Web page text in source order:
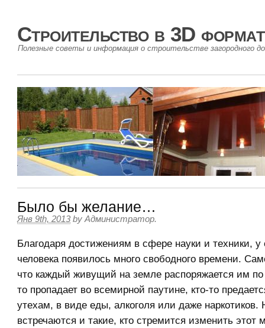
Строительство в 3D
Полезные советы и информация о строительстве загородного
Было бы желание…
Янв 9th, 2013 by Администратор.
Благодаря достижениям в сфере науки и техники, у
человека появилось много свободного времени.
что каждый живущий на земле распоряжается им по
то пропадает во всемирной паутине, кто-то
утехам, в виде еды, алкоголя или даже наркотиков.
встречаются и такие, кто стремится изменить этот